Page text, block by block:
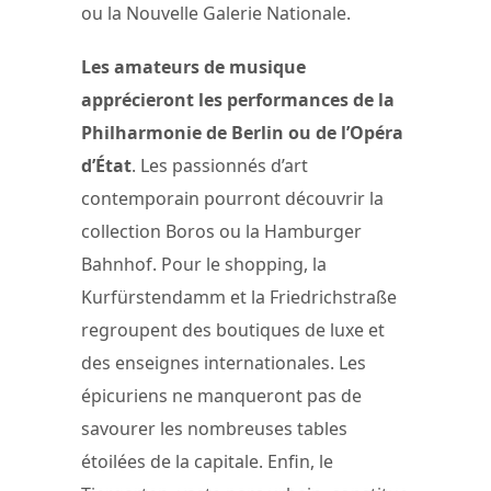
ou la Nouvelle Galerie Nationale.
Les amateurs de musique
apprécieront les performances de la
Philharmonie de Berlin ou de l’Opéra
d’État. Les passionnés d’art
contemporain pourront découvrir la
collection Boros ou la Hamburger
Bahnhof. Pour le shopping, la
Kurfürstendamm et la Friedrichstraße
regroupent des boutiques de luxe et
des enseignes internationales. Les
épicuriens ne manqueront pas de
savourer les nombreuses tables
étoilées de la capitale. Enfin, le